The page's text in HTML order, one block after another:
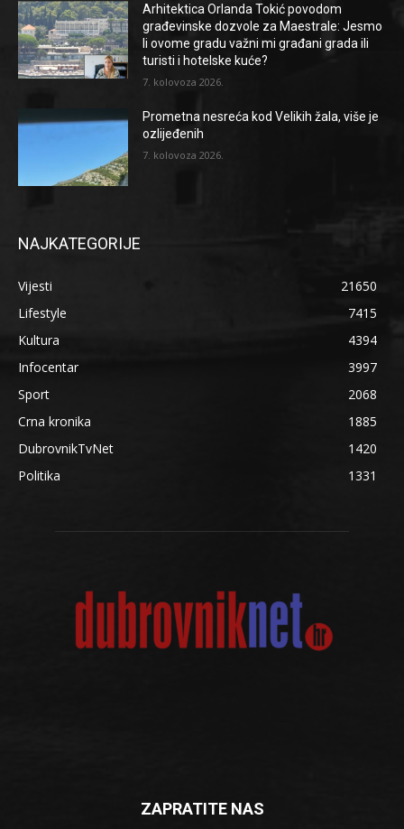
Arhitektica Orlanda Tokić povodom
građevinske dozvole za Maestrale: Jesmo
li ovome gradu važni mi građani grada ili
turisti i hotelske kuće?
7. kolovoza 2026.
Prometna nesreća kod Velikih žala, više je
ozlijeđenih
7. kolovoza 2026.
NAJKATEGORIJE
Vijesti
21650
Lifestyle
7415
Kultura
4394
Infocentar
3997
Sport
2068
Crna kronika
1885
DubrovnikTvNet
1420
Politika
1331
ZAPRATITE NAS